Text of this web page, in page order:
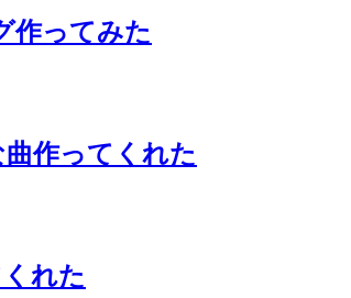
作ってみた
作ってくれた
れた